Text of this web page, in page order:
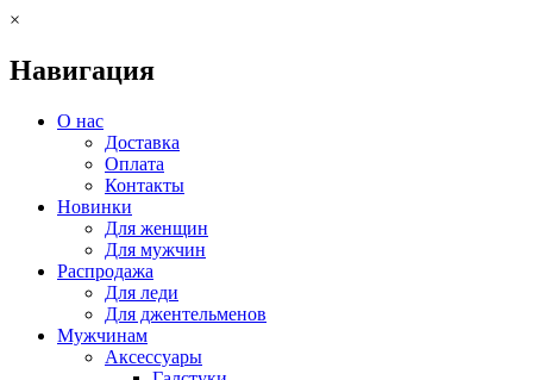
×
Навигация
О нас
Доставка
Оплата
Контакты
Новинки
Для женщин
Для мужчин
Распродажа
Для леди
Для джентельменов
Мужчинам
Аксессуары